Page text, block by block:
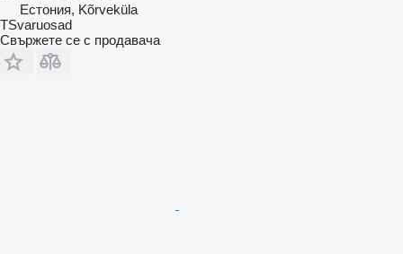
Естония, Kõrveküla
TSvaruosad
Свържете се с продавача